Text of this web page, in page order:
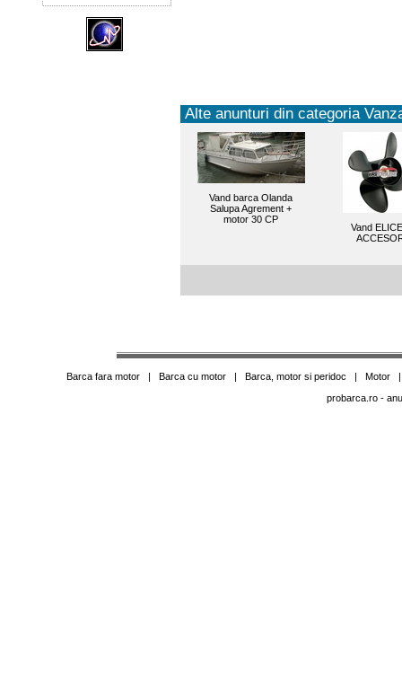
Alte anunturi din categoria
Vand barca Olanda
Salupa Agrement +
motor 30 CP
Vand
Barca fara motor| Barca cu motor| Barca, motor si peridoc | Motor
probarca.ro-